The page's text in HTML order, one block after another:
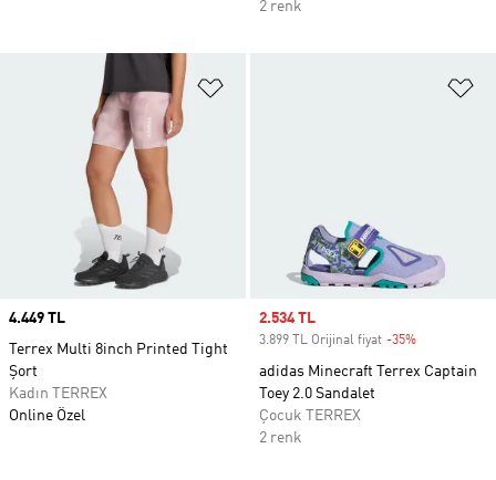
2 renk
Price
4.449 TL
Terrex Multi 8inch Printed Tight
Şort
Kadın TERREX
Online Özel
Sale price
2.534 TL
3.899 TL Orijinal fiyat -35%
adidas Minecraft Terrex Captain
Toey 2.0 Sandalet
Çocuk TERREX
2 renk